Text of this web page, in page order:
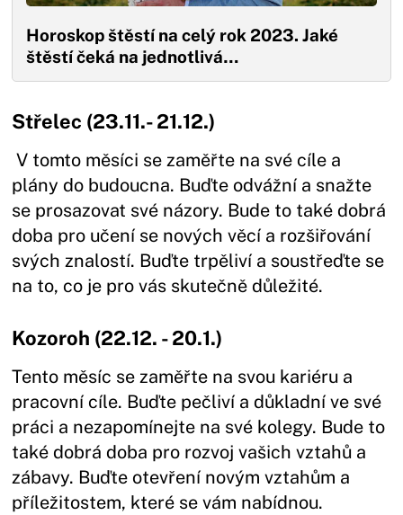
Horoskop štěstí na celý rok 2023. Jaké
štěstí čeká na jednotlivá…
Střelec (23.11.- 21.12.)
V tomto měsíci se zaměřte na své cíle a
plány do budoucna. Buďte odvážní a snažte
se prosazovat své názory. Bude to také dobrá
doba pro učení se nových věcí a rozšiřování
svých znalostí. Buďte trpěliví a soustřeďte se
na to, co je pro vás skutečně důležité.
Kozoroh (22.12. - 20.1.)
Tento měsíc se zaměřte na svou kariéru a
pracovní cíle. Buďte pečliví a důkladní ve své
práci a nezapomínejte na své kolegy. Bude to
také dobrá doba pro rozvoj vašich vztahů a
zábavy. Buďte otevření novým vztahům a
příležitostem, které se vám nabídnou.